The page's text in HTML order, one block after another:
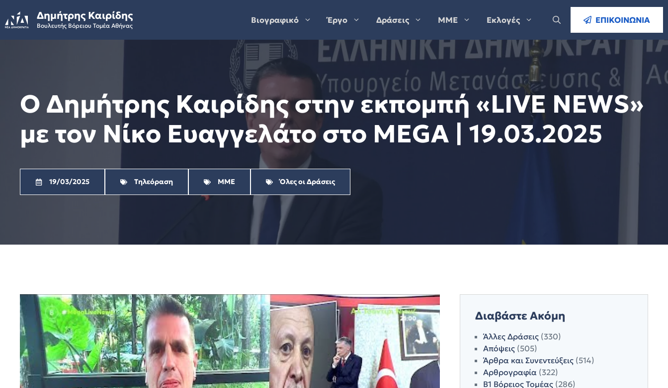
to
content
Δημήτρης Καιρίδης
Βουλευτής Βόρειου Τομέα Αθήνας
Βιογραφικό Έργο Δράσεις ΜΜΕ Εκλογές ΕΠΙΚΟΙΝΩΝΙΑ
Ο Δημήτρης Καιρίδης στην εκπομπή «LIVE NEWS»
με τον Νίκο Ευαγγελάτο στο MEGA | 19.03.2025
19/03/2025 Τηλεόραση ΜΜΕ Όλες οι Δράσεις
Διαβάστε Ακόμη
Άλλες Δράσεις(330)
Απόψεις(505)
Άρθρα και Συνεντεύξεις(514)
Αρθρογραφία(322)
Β1 Βόρειος Τομέας(286)